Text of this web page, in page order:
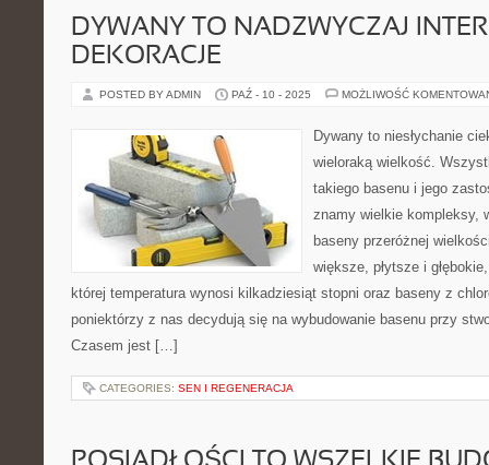
DYWANY TO NADZWYCZAJ
DEKORACJE
POSTED BY ADMIN PAŹ - 10 - 2025 MOŻLIWOŚĆ
Dywany to niesłychanie
wieloraką wielkość.
takiego basenu i jego
znamy wielkie kompleksy,
baseny przeróżnej
większe, płytsze i
której temperatura wynosi kilkadziesiąt stopni oraz baseny z
poniektórzy z nas decydują się na wybudowanie basenu przy
Czasem jest […]
CATEGORIES: SEN I REGENERACJA